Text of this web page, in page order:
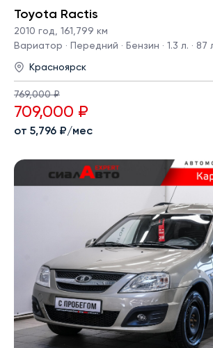
Toyota Ractis
2010 год, 161,799 км
Вариатор · Передний · Бензин · 1.3 л. · 87
Красноярск
769,000 ₽
709,000 ₽
от 5,796 ₽/мес